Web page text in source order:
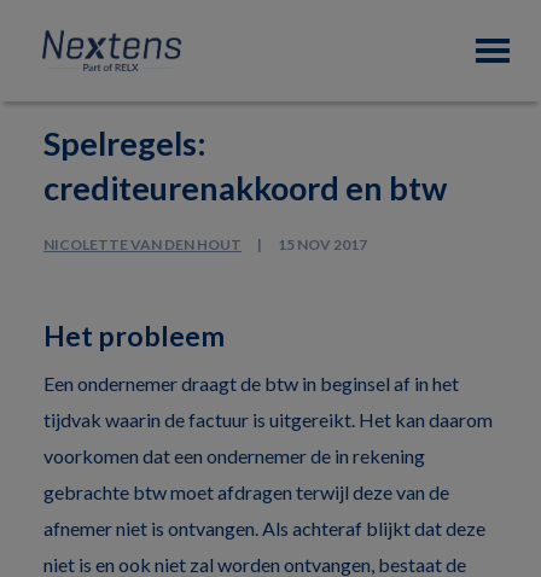
primary
navigation
content
footer
Nextens
Fiscaal
partner
van
professionals
Spelregels:
crediteurenakkoord en btw
NICOLETTE VAN DEN HOUT 15 NOV 2017
Het probleem
Een ondernemer draagt de btw in beginsel af in het
tijdvak waarin de factuur is uitgereikt. Het kan daarom
voorkomen dat een ondernemer de in rekening
gebrachte btw moet afdragen terwijl deze van de
afnemer niet is ontvangen. Als achteraf blijkt dat deze
niet is en ook niet zal worden ontvangen, bestaat de